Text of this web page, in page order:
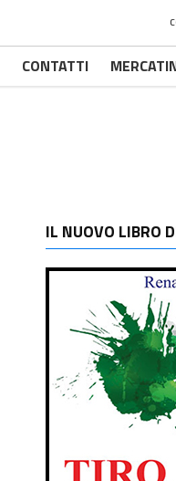
CONTATTI
IL NUOVO LIBRO